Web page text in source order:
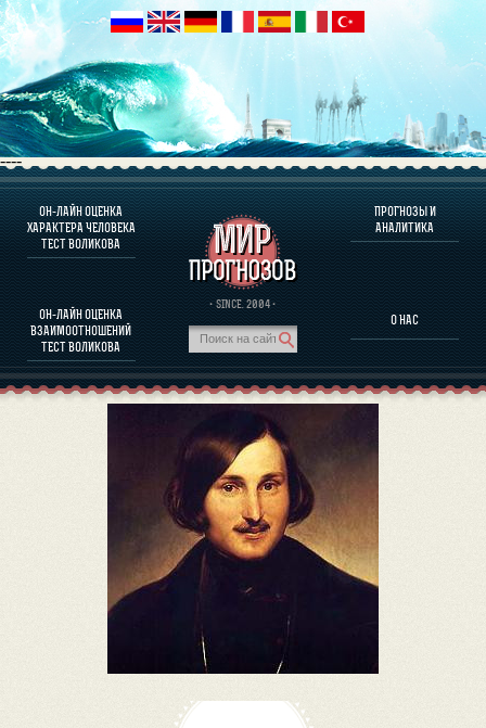
----
ОН-ЛАЙН ОЦЕНКА
ХАРАКТЕРА ЧЕЛОВЕКА
ТЕСТ ВОЛИКОВА
ОН-ЛАЙН ОЦЕНКА
ВЗАИМООТНОШЕНИЙ
ТЕСТ ВОЛИКОВА
· SINCE. 2004 ·
ПРОГНОЗЫ И
АНАЛИТИКА
О НАС
О ПРОГРАММЕ
ОЦЕНКА ХАРАКТЕРA ЧЕЛОВЕКА
ОЦЕНКА ХАРАКТЕРА ВЫДАЮЩИХСЯ ЛИЧНОСТЕЙ
О ПРОГРАММЕ
ПРОГНОЗЫ И АНАЛИТИКА